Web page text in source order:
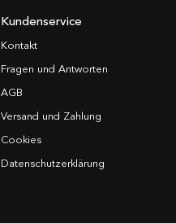
Kundenservice
Kontakt
Fragen und Antworten
AGB
Versand und Zahlung
Cookies
Datenschutzerklärung